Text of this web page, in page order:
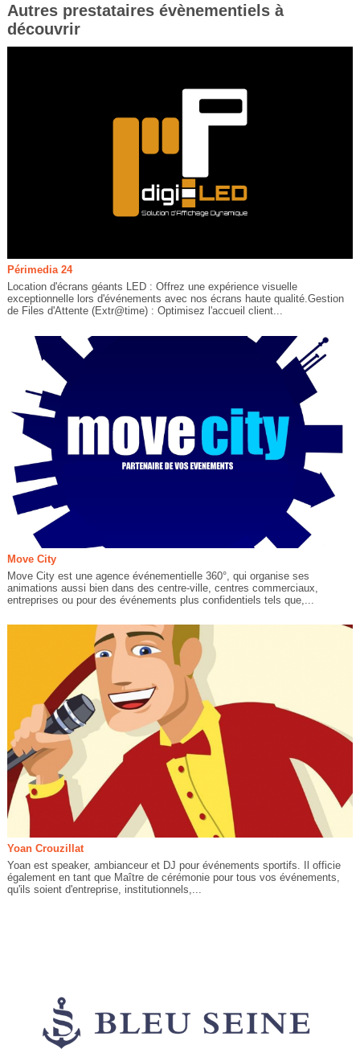
Autres prestataires évènementiels à
découvrir
Périmedia 24
Location d'écrans géants LED : Offrez une expérience visuelle
exceptionnelle lors d'événements avec nos écrans haute qualité.Gestion
de Files d'Attente (Extr@time) : Optimisez l'accueil client...
Move City
Move City est une agence événementielle 360°, qui organise ses
animations aussi bien dans des centre-ville, centres commerciaux,
entreprises ou pour des événements plus confidentiels tels que,...
Yoan Crouzillat
Yoan est speaker, ambianceur et DJ pour événements sportifs. Il officie
également en tant que Maître de cérémonie pour tous vos événements,
qu'ils soient d'entreprise, institutionnels,...